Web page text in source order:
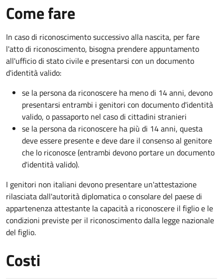
Come fare
In caso di riconoscimento successivo alla nascita, per fare
l'atto di riconoscimento, bisogna prendere appuntamento
all'ufficio di stato civile e presentarsi con un documento
d'identità valido:
se la persona da riconoscere ha meno di 14 anni, devono
presentarsi entrambi i genitori con documento d'identità
valido, o passaporto nel caso di cittadini stranieri
se la persona da riconoscere ha più di 14 anni, questa
deve essere presente e deve dare il consenso al genitore
che lo riconosce (entrambi devono portare un documento
d'identità valido).
I genitori non italiani devono presentare un'attestazione
rilasciata dall'autorità diplomatica o consolare del paese di
appartenenza attestante la capacità a riconoscere il figlio e le
condizioni previste per il riconoscimento dalla legge nazionale
del figlio.
Costi